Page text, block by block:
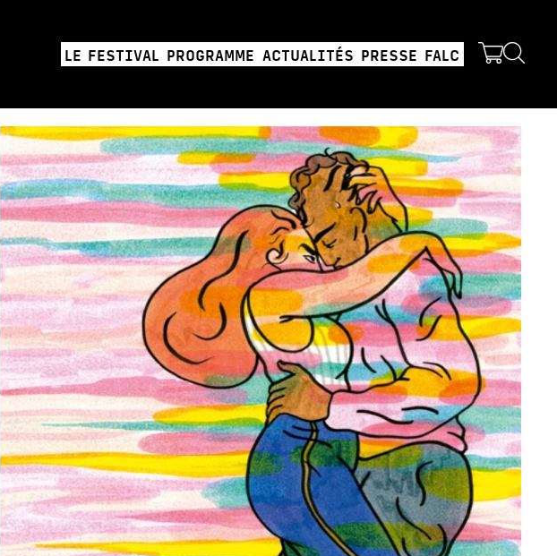
LE FESTIVAL PROGRAMME ACTUALITÉS PRESSE FALC